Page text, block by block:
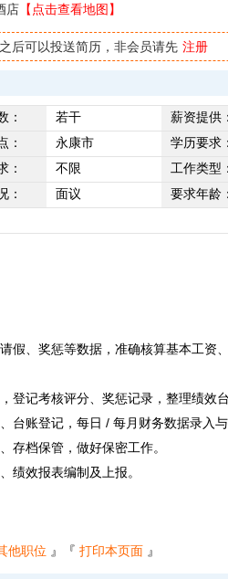
店 【点击查看地图】
之后可以投送简历，非会员请先 注册
： 若干 薪资提供：
： 永康市 学历要求：
： 不限 工作类型：
： 面议 要求年龄：
假、奖惩等数据，准确核算基本工资
登记考核评分、奖惩记录，整理绩效台
台账登记，每日 / 每月财务数据录入与
存档保管，做好保密工作。
绩效报表编制及上报。
他职位 』『 打印本页面』